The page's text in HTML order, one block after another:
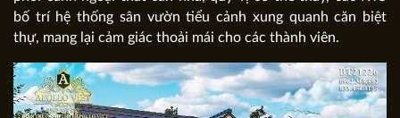
bố trí hệ thống sân vườn tiểu cảnh xung quanh căn biệt
thự, mang lại cảm giác thoải mái cho các thành viên.